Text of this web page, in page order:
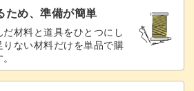
ため、準備が簡単
材料と道具をひとつにし
ない材料だけを単品で購